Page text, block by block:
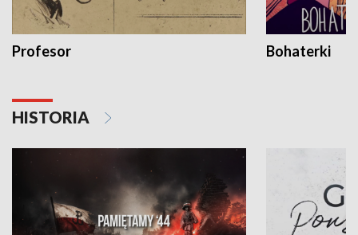
Profesor Bohaterki
HISTORIA